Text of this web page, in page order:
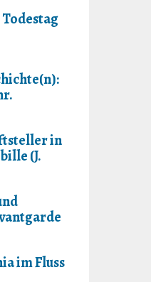
in
(J.
im Fluss